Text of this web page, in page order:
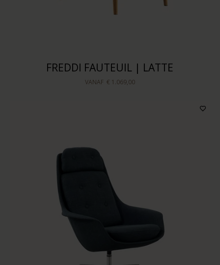
FREDDI FAUTEUIL | LATTE
VANAF € 1.069,00